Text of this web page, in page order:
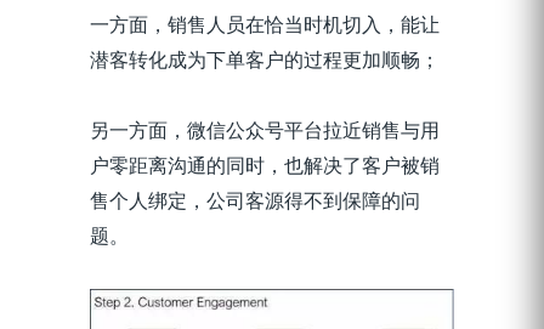
一方面，销售人员在恰当时机切入，能让
潜客转化成为下单客户的过程更加顺畅；
另一方面，微信公众号平台拉近销售与用
户零距离沟通的同时，也解决了客户被销
售个人绑定，公司客源得不到保障的问
题。